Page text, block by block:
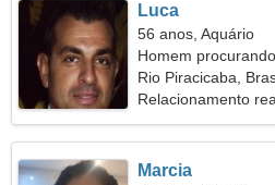
Luca
56 anos, Aquário
Homem
Rio Piracicaba,
Relacionamento
Marcia